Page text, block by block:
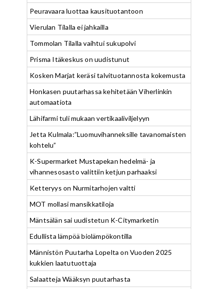
Peuravaara luottaa kausituotantoon
Vierulan Tilalla ei jahkailla
Tommolan Tilalla vaihtui sukupolvi
Prisma Itäkeskus on uudistunut
Kosken Marjat keräsi talvituotannosta kokemusta
Honkasen puutarhassa kehitetään Viherlinkin
automaatiota
Lähifarmi tuli mukaan vertikaaliviljelyyn
Jetta Kulmala:”Luomuvihanneksille tavanomaisten
kohtelu”
K-Supermarket Mustapekan hedelmä- ja
vihannesosasto valittiin ketjun parhaaksi
Ketteryys on Nurmitarhojen valtti
MOT mollasi mansikkatiloja
Mäntsälän sai uudistetun K-Citymarketin
Edullista lämpöä biolämpökontilla
Männistön Puutarha Lopelta on Vuoden 2025
kukkien laatutuottaja
Salaatteja Wääksyn puutarhasta